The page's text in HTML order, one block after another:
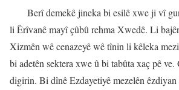
Berî demekê jineka bi esilê xwe ji vî
li Êrîvanê mayî çûbû rehma Xwedê. Li
Xizmên wê cenazeyê wê tînin li kêleka
bi adetên sektera xwe û bi tabûta xaç pê
digirin. Bi dînê Ezdayetiyê mezelên